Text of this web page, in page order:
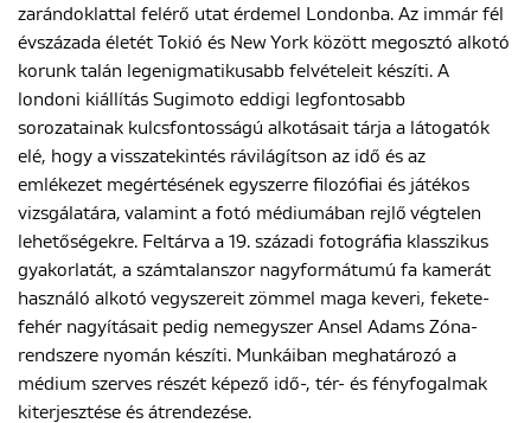
zarándoklattal felérő utat érdemel Londonba. Az immár fél
évszázada életét Tokió és New York között megosztó alkotó
korunk talán legenigmatikusabb felvételeit készíti. A
londoni kiállítás Sugimoto eddigi legfontosabb
sorozatainak kulcsfontosságú alkotásait tárja a látogatók
elé, hogy a visszatekintés rávilágítson az idő és az
emlékezet megértésének egyszerre filozófiai és játékos
vizsgálatára, valamint a fotó médiumában rejlő végtelen
lehetőségekre. Feltárva a 19. századi fotográfia klasszikus
gyakorlatát, a számtalanszor nagyformátumú fa kamerát
használó alkotó vegyszereit zömmel maga keveri, fekete-
fehér nagyításait pedig nemegyszer Ansel Adams Zóna-
rendszere nyomán készíti. Munkáiban meghatározó a
médium szerves részét képező idő-, tér- és fényfogalmak
kiterjesztése és átrendezése.